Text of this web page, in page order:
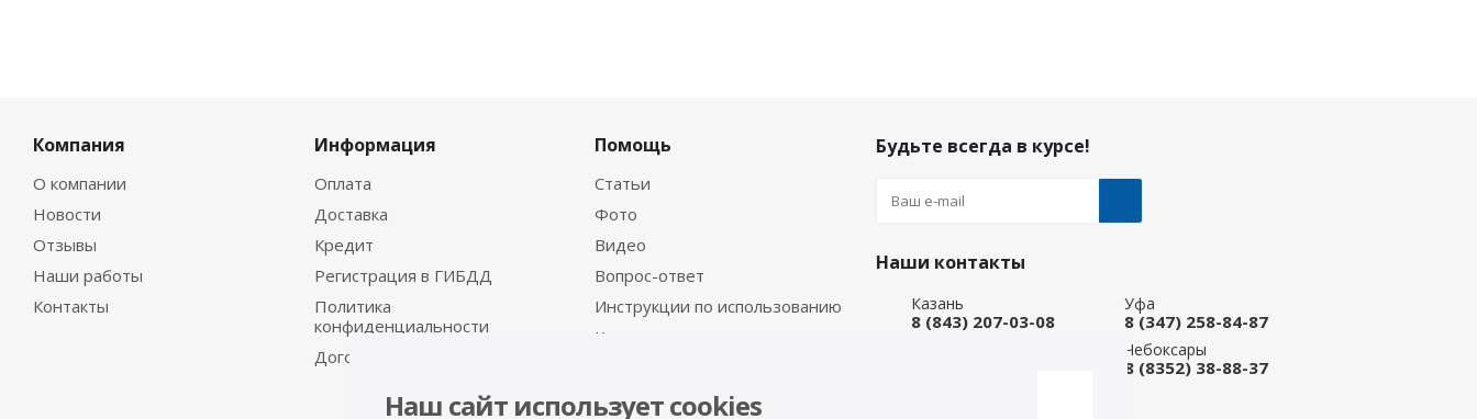
Компания
О компании
Новости
Отзывы
Наши работы
Контакты
Информация
Оплата
Доставка
Кредит
Регистрация в ГИБДД
Политика
конфиденциальности
Договор-оферта
Помощь
Статьи
Фото
Видео
Вопрос-ответ
Инструкции по использованию
Каталог производителя
Будьте всегда в курсе!
Наши контакты
Казань
8 (843) 207-03-08
Уфа
8 (347) 258-84-87
Чебоксары
8 (8352) 38-88-37
Наш сайт использует cookies